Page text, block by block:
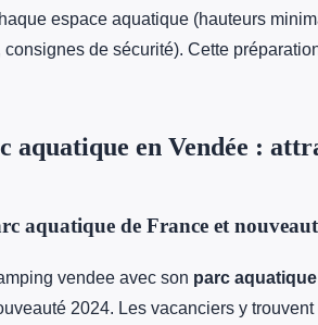
espace aquatique (hauteurs
de sécurité). Cette
en Vendée :
aquatique de France et
vendee avec son parc aquatique
2024. Les vacanciers y